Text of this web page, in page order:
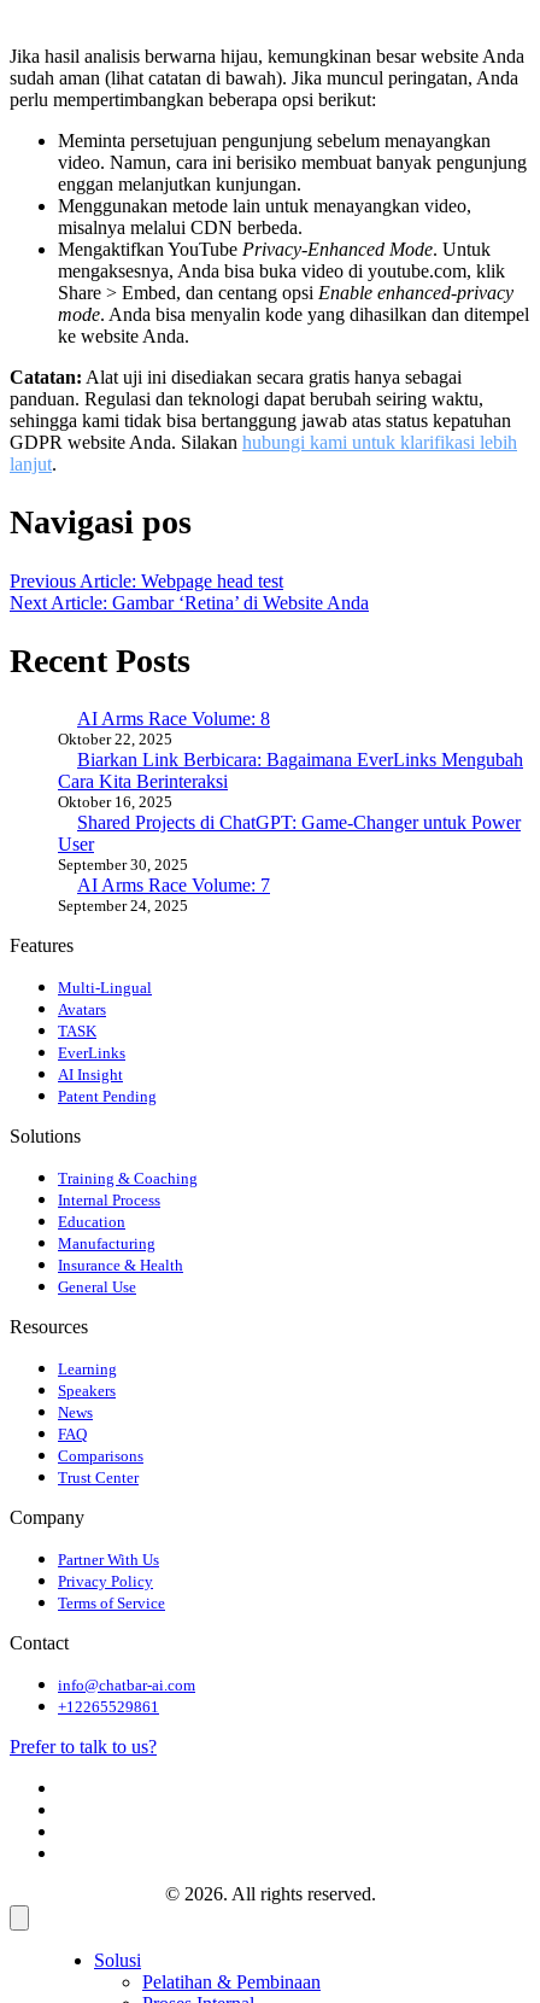
Jika hasil analisis berwarna hijau, kemungkinan besar website Anda
sudah aman (lihat catatan di bawah). Jika muncul peringatan, Anda
perlu mempertimbangkan beberapa opsi berikut:
Meminta persetujuan pengunjung sebelum menayangkan
video. Namun, cara ini berisiko membuat banyak pengunjung
enggan melanjutkan kunjungan.
Menggunakan metode lain untuk menayangkan video,
misalnya melalui CDN berbeda.
Mengaktifkan YouTube Privacy-Enhanced Mode. Untuk
mengaksesnya, Anda bisa buka video di youtube.com, klik
Share > Embed, dan centang opsi Enable enhanced-privacy
mode. Anda bisa menyalin kode yang dihasilkan dan ditempel
ke website Anda.
Catatan: Alat uji ini disediakan secara gratis hanya sebagai
panduan. Regulasi dan teknologi dapat berubah seiring waktu,
sehingga kami tidak bisa bertanggung jawab atas status kepatuhan
GDPR website Anda. Silakan hubungi kami untuk klarifikasi lebih
lanjut.
Navigasi pos
Previous Article: Webpage head test
Next Article: Gambar ‘Retina’ di Website Anda
Recent Posts
AI Arms Race Volume: 8
Oktober 22, 2025
Biarkan Link Berbicara: Bagaimana EverLinks Mengubah
Cara Kita Berinteraksi
Oktober 16, 2025
Shared Projects di ChatGPT: Game-Changer untuk Power
User
September 30, 2025
AI Arms Race Volume: 7
September 24, 2025
Features
Multi-Lingual
Avatars
TASK
EverLinks
AI Insight
Patent Pending
Solutions
Training & Coaching
Internal Process
Education
Manufacturing
Insurance & Health
General Use
Resources
Learning
Speakers
News
FAQ
Comparisons
Trust Center
Company
Partner With Us
Privacy Policy
Terms of Service
Contact
info@chatbar-ai.com
+12265529861
Prefer to talk to us?
© 2026. All rights reserved.
Solusi
Pelatihan & Pembinaan